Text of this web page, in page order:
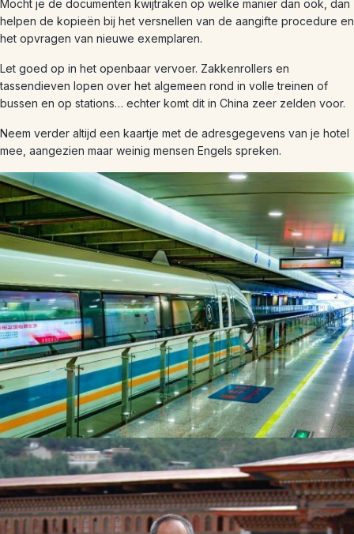
Mocht je de documenten kwijtraken op welke manier dan ook, dan
helpen de kopieën bij het versnellen van de aangifte procedure en
het opvragen van nieuwe exemplaren.
Let goed op in het openbaar vervoer. Zakkenrollers en
tassendieven lopen over het algemeen rond in volle treinen of
bussen en op stations… echter komt dit in China zeer zelden voor.
Neem verder altijd een kaartje met de adresgegevens van je hotel
mee, aangezien maar weinig mensen Engels spreken.